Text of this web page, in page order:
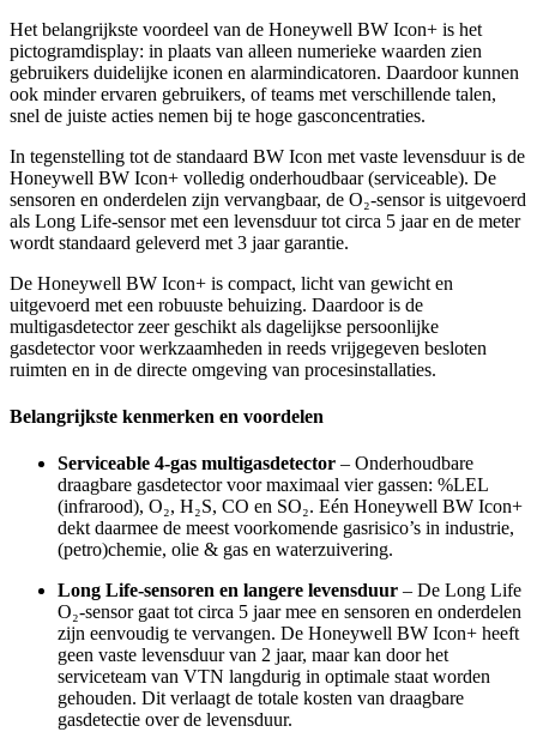
Het belangrijkste voordeel van de Honeywell BW Icon+ is het
pictogramdisplay: in plaats van alleen numerieke waarden zien
gebruikers duidelijke iconen en alarmindicatoren. Daardoor kunnen
ook minder ervaren gebruikers, of teams met verschillende talen,
snel de juiste acties nemen bij te hoge gasconcentraties.
In tegenstelling tot de standaard BW Icon met vaste levensduur is de
Honeywell BW Icon+ volledig onderhoudbaar (serviceable). De
sensoren en onderdelen zijn vervangbaar, de O₂-sensor is uitgevoerd
als Long Life-sensor met een levensduur tot circa 5 jaar en de meter
wordt standaard geleverd met 3 jaar garantie.
De Honeywell BW Icon+ is compact, licht van gewicht en
uitgevoerd met een robuuste behuizing. Daardoor is de
multigasdetector zeer geschikt als dagelijkse persoonlijke
gasdetector voor werkzaamheden in reeds vrijgegeven besloten
ruimten en in de directe omgeving van procesinstallaties.
Belangrijkste kenmerken en voordelen
Serviceable 4-gas multigasdetector – Onderhoudbare
draagbare gasdetector voor maximaal vier gassen: %LEL
(infrarood), O₂, H₂S, CO en SO₂. Eén Honeywell BW Icon+
dekt daarmee de meest voorkomende gasrisico’s in industrie,
(petro)chemie, olie & gas en waterzuivering.
Long Life-sensoren en langere levensduur – De Long Life
O₂-sensor gaat tot circa 5 jaar mee en sensoren en onderdelen
zijn eenvoudig te vervangen. De Honeywell BW Icon+ heeft
geen vaste levensduur van 2 jaar, maar kan door het
serviceteam van VTN langdurig in optimale staat worden
gehouden. Dit verlaagt de totale kosten van draagbare
gasdetectie over de levensduur.